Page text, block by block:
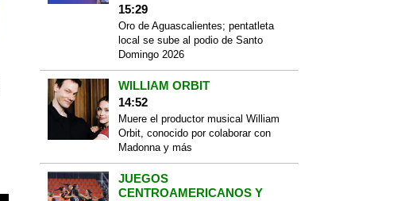
15:29
Oro de Aguascalientes; pentatleta
local se sube al podio de Santo
Domingo 2026
WILLIAM ORBIT
14:52
Muere el productor musical William
Orbit, conocido por colaborar con
Madonna y más
JUEGOS
CENTROAMERICANOS Y